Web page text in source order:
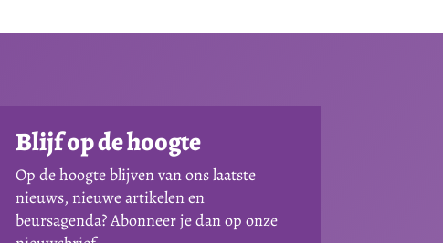
Blijf op de hoogte
Op de hoogte blijven van ons laatste
nieuws, nieuwe artikelen en
beursagenda? Abonneer je dan op onze